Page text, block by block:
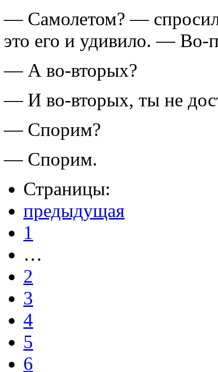
— Самолетом? — спросил
это его и удивило. — Во-
— А во-вторых?
— И во-вторых, ты не
— Спорим?
— Спорим.
Страницы:
предыдущая
1
…
2
3
4
5
6